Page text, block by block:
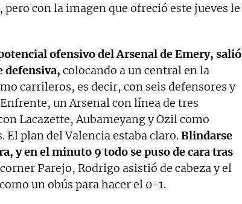
con la imagen que ofreció este jueves le
ofensivo del Arsenal de Emery, salió
defensiva, colocando a un central en la
carrileros, es decir, con seis defensores y
un Arsenal con línea de tres
Lacazette, Aubameyang y Ozil como
plan del Valencia estaba claro.Blindarse
y en el minuto 9 todo se puso de cara tras
Parejo, Rodrigo asistió de cabeza y el
un obús para hacer el 0-1.